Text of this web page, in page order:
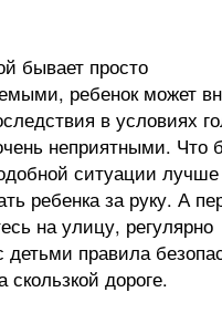
бывает просто
ребенок может
в условиях
неприятными. Что
ситуации
ребенка за руку. А
на улицу, регулярно
детьми правила
скользкой дороге.